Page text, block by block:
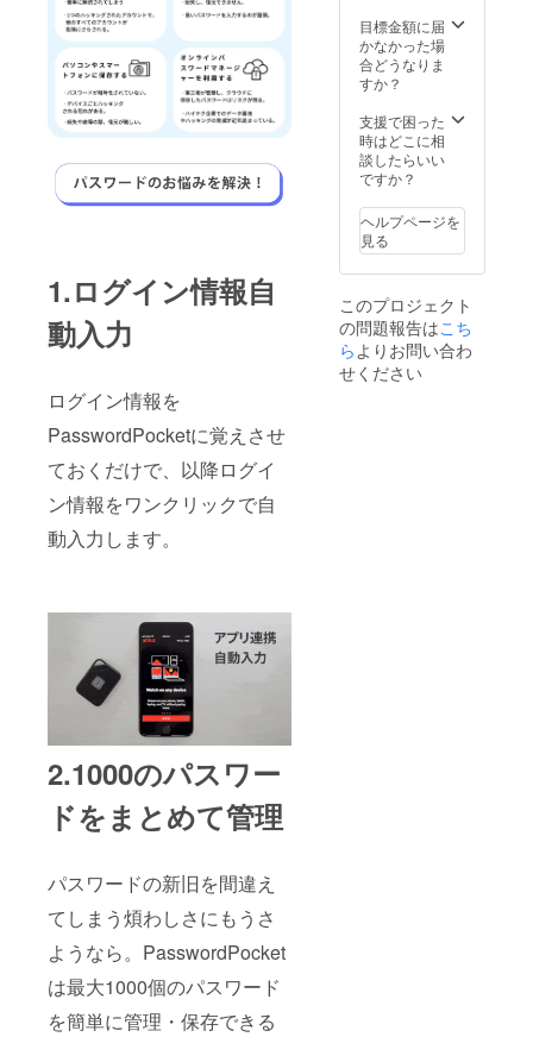
1.ログイン情報自
動入力
ログイン情報を
PasswordPocketに覚えさせ
ておくだけで、以降ログイ
ン情報をワンクリックで自
動入力します。
2.1000のパスワー
ドをまとめて管理
パスワードの新旧を間違え
てしまう煩わしさにもうさ
ようなら。PasswordPocket
は最大1000個のパスワード
を簡単に管理・保存できる
目標金額に届
かなかった場
合どうなりま
すか？
支援で困った
時はどこに相
談したらいい
ですか？
ヘルプページを
見る
このプロジェクト
の問題報告はこち
ら よりお問い合わ
せください